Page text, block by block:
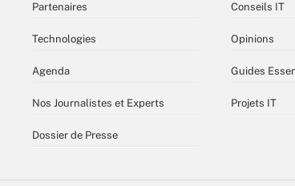
Partenaires
Technologies
Agenda
Nos Journalistes et Experts
Dossier de Presse
Conseils IT
Opinions
Guides
Projets IT